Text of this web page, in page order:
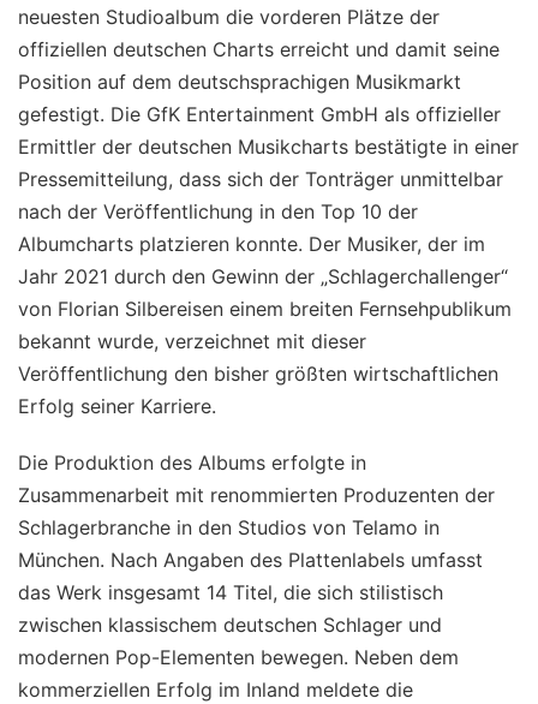
neuesten Studioalbum die vorderen Plätze der
offiziellen deutschen Charts erreicht und damit seine
Position auf dem deutschsprachigen Musikmarkt
gefestigt. Die GfK Entertainment GmbH als offizieller
Ermittler der deutschen Musikcharts bestätigte in einer
Pressemitteilung, dass sich der Tonträger unmittelbar
nach der Veröffentlichung in den Top 10 der
Albumcharts platzieren konnte. Der Musiker, der im
Jahr 2021 durch den Gewinn der „Schlagerchallenger“
von Florian Silbereisen einem breiten Fernsehpublikum
bekannt wurde, verzeichnet mit dieser
Veröffentlichung den bisher größten wirtschaftlichen
Erfolg seiner Karriere.
Die Produktion des Albums erfolgte in
Zusammenarbeit mit renommierten Produzenten der
Schlagerbranche in den Studios von Telamo in
München. Nach Angaben des Plattenlabels umfasst
das Werk insgesamt 14 Titel, die sich stilistisch
zwischen klassischem deutschen Schlager und
modernen Pop-Elementen bewegen. Neben dem
kommerziellen Erfolg im Inland meldete die